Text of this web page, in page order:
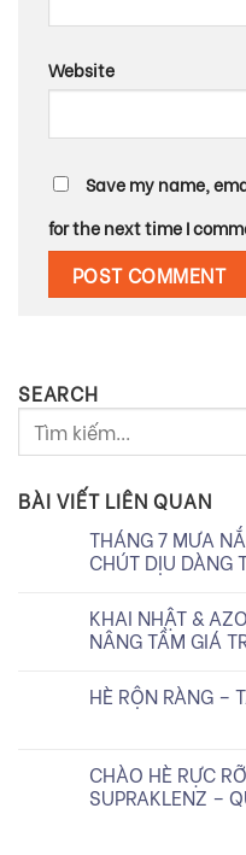
Website
Save my name,
for the next time I
SEARCH
BÀI VIẾT LIÊN QUAN
THÁNG 7 MƯA
CHÚT DỊU DÀNG
KHAI NHẬT &
NÂNG TẦM GIÁ
HÈ RỘN RÀNG –
CHÀO HÈ RỰC
SUPRAKLENZ –